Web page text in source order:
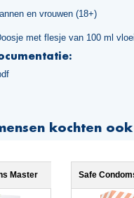
en vrouwen (18+)
met flesje van 100 ml
kochten
Master